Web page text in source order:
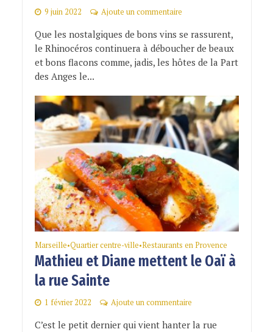
9 juin 2022 Ajoute un commentaire
Que les nostalgiques de bons vins se rassurent,
le Rhinocéros continuera à déboucher de beaux
et bons flacons comme, jadis, les hôtes de la Part
des Anges le...
Marseille•Quartier centre-ville•Restaurants en Provence
Mathieu et Diane mettent le Oaï à
la rue Sainte
1 février 2022 Ajoute un commentaire
C’est le petit dernier qui vient hanter la rue